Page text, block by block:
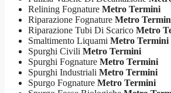
Relining Fognature Metro Termini
Riparazione Fognature Metro
Riparazione Tubi Di Scarico Metro
Smaltimento Liquami Metro Termini
Spurghi Civili Metro Termini
Spurghi Fognature Metro Termini
Spurghi Industriali Metro Termini
Spurgo Fognature Metro Termini